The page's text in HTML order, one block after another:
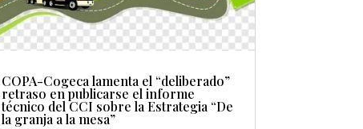
COPA-Cogeca lamenta el “deliberado”
retraso en publicarse el informe
técnico del CCI sobre la Estrategia “De
la granja a la mesa”